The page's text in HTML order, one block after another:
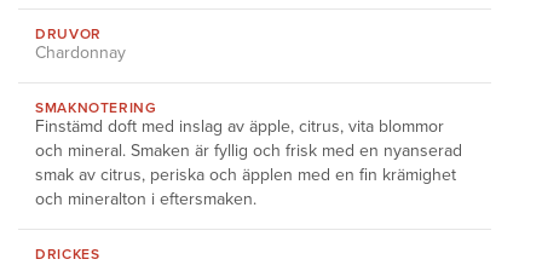
DRUVOR
Chardonnay
SMAKNOTERING
Finstämd doft med inslag av äpple, citrus, vita blommor
och mineral. Smaken är fyllig och frisk med en nyanserad
smak av citrus, periska och äpplen med en fin krämighet
och mineralton i eftersmaken.
DRICKES